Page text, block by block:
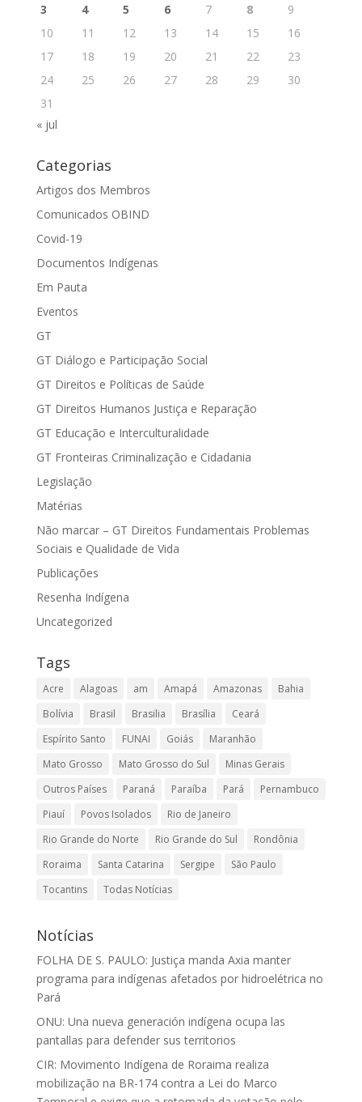
3
4 5 6 7 8
9
10
11 12 13 14 15
16
17
18 19 20 21 22
23
24
25 26 27 28 29
30
31
« jul
Categorias
Artigos dos Membros
Comunicados OBIND
Covid-19
Documentos Indígenas
Em Pauta
Eventos
GT
GT Diálogo e Participação Social
GT Direitos e Políticas de Saúde
GT Direitos Humanos Justiça e Reparação
GT Educação e Interculturalidade
GT Fronteiras Criminalização e Cidadania
Legislação
Matérias
Não marcar – GT Direitos Fundamentais Problemas
Sociais e Qualidade de Vida
Publicações
Resenha Indígena
Uncategorized
Tags
Acre Alagoas am Amapá Amazonas
Bahia
Bolívia
Brasil Brasilia Brasília
Ceará
Espírito Santo
FUNAI Goiás
Maranhão
Mato Grosso
Mato Grosso do Sul
Minas Gerais
Outros Países
Paraná Paraíba Pará
Pernambuco
Piauí
Povos Isolados
Rio de Janeiro
Rio Grande do Norte
Rio Grande do Sul
Rondônia
Roraima
Santa Catarina Sergipe
São Paulo
Tocantins
Todas Notícias
Notícias
FOLHA DE S. PAULO: Justiça manda Axia manter
programa para indígenas afetados por hidroelétrica no
Pará
ONU: Una nueva generación indígena ocupa las
pantallas para defender sus territorios
CIR: Movimento Indígena de Roraima realiza
mobilização na BR-174 contra a Lei do Marco